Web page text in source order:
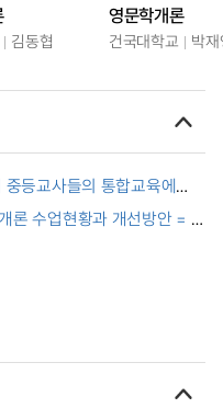
김동협
영문학개론
건국대학교 박
등교사들의 통합교육에
Education Teachers
to Special
론 수업현황과 개선방안 = A
to Cosmetology and
Licence without